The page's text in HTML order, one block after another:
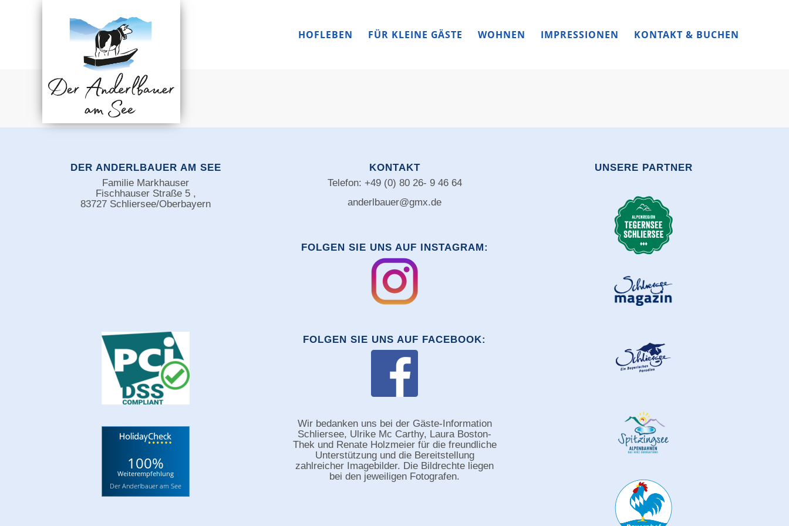
HOFLEBEN FÜR KLEINE GÄSTE WOHNEN IMPRESSIONEN KONTAKT & BUCHEN
DER ANDERLBAUER AM SEE
Familie Markhauser
Fischhauser Straße 5 ,
83727 Schliersee/Oberbayern
100%
Weiterempfehlung
Der Anderlbauer am See
KONTAKT
Telefon: +49 (0) 80 26- 9 46 64
anderlbauer@gmx.de
FOLGEN SIE UNS AUF INSTAGRAM:
FOLGEN SIE UNS AUF FACEBOOK:
Wir bedanken uns bei der Gäste-Information
Schliersee, Ulrike Mc Carthy, Laura Boston-
Thek und Renate Holzmeier für die freundliche
Unterstützung und die Bereitstellung
zahlreicher Imagebilder. Die Bildrechte liegen
bei den jeweiligen Fotografen.
UNSERE PARTNER